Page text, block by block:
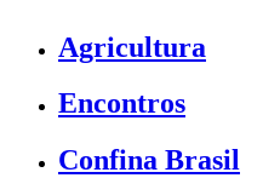
Agricultura
Encontros
Confina Brasil